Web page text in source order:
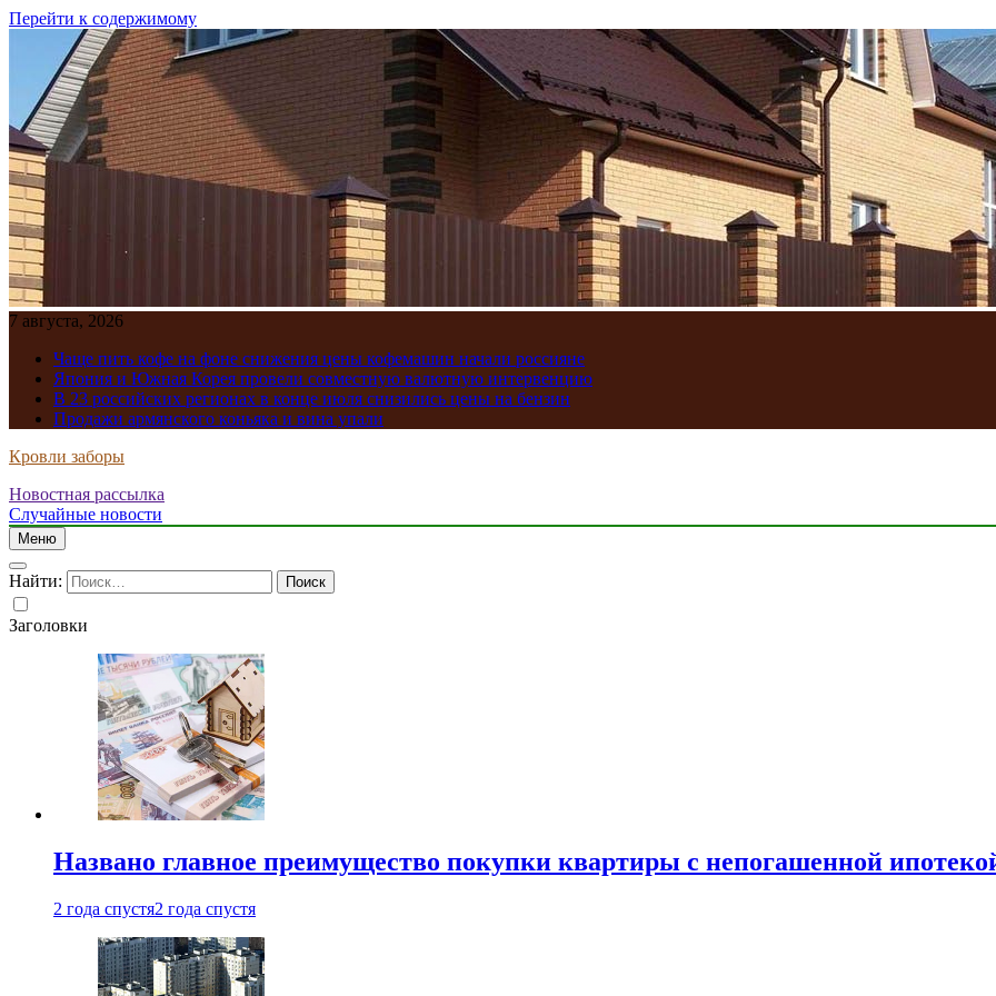
Перейти к содержимому
7 августа, 2026
Чаще пить кофе на фоне снижения цены кофемашин начали россияне
Япония и Южная Корея провели совместную валютную интервенцию
В 23 российских регионах в конце июля снизились цены на бензин
Продажи армянского коньяка и вина упали
Кровли заборы
Новостная рассылка
Случайные новости
Меню
Найти:
Заголовки
Названо главное преимущество покупки квартиры с непогашенной
2 года спустя2 года спустя